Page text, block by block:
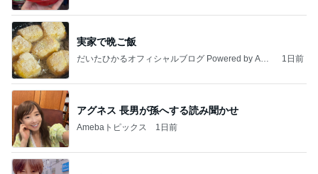
実家で晩ご飯
だいたひかるオフィシャルブログ Powered by Ame
1日前
アグネス 長男が孫へする読み聞かせ
Amebaトピックス 1日前